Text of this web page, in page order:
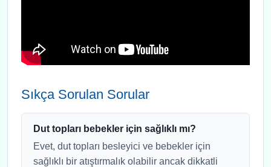
Sıkça Sorulan Sorular
Dut topları bebekler için sağlıklı mı?
Evet, dut topları besleyici ve bebekler için
sağlıklı bir atıştırmalık olabilir ancak dikkatli